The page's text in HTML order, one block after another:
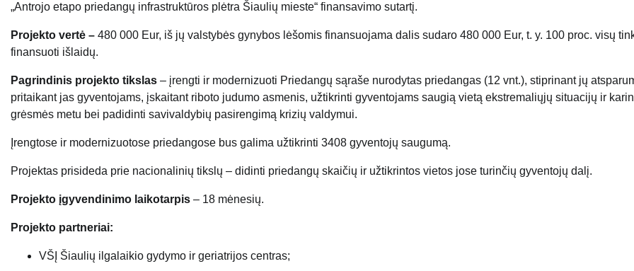
„Antrojo etapo priedangų infrastruktūros plėtra Šiaulių mieste“ finansavimo sutartį.
Projekto vertė – 480 000 Eur, iš jų valstybės gynybos lėšomis finansuojama dalis sudaro 480 000 Eur, t. y. 100 proc. visų
finansuoti išlaidų.
Pagrindinis projekto tikslas – įrengti ir modernizuoti Priedangų sąraše nurodytas priedangas (12 vnt.), stiprinant jų
pritaikant jas gyventojams, įskaitant riboto judumo asmenis, užtikrinti gyventojams saugią vietą ekstremaliųjų situacijų ir
grėsmės metu bei padidinti savivaldybių pasirengimą krizių valdymui.
Įrengtose ir modernizuotose priedangose bus galima užtikrinti 3408 gyventojų saugumą.
Projektas prisideda prie nacionalinių tikslų – didinti priedangų skaičių ir užtikrintos vietos jose turinčių gyventojų dalį.
Projekto įgyvendinimo laikotarpis – 18 mėnesių.
Projekto partneriai:
VŠĮ Šiaulių ilgalaikio gydymo ir geriatrijos centras;